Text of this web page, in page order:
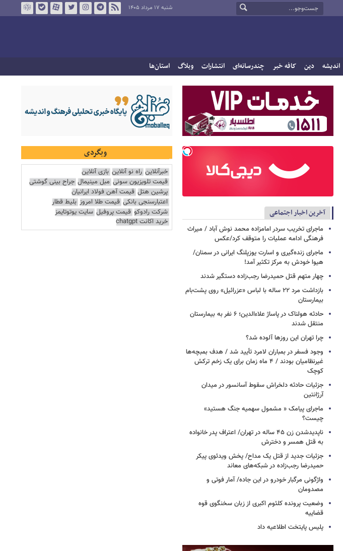
شنبه ۱۷ مرداد ۱۴۰۵
اندیشه دین کافه خبر چندرسانه‌ای انتشارات وبلاگ استان‌ها
آخرین اخبار اجتماعی
ماجرای تخریب سردر امامزاده محمد نوش ‌آباد / میراث
فرهنگی ادامه عملیات را متوقف کرد/عکس
ماجرای زنده‌گیری و اسارت یوزپلنگ ایرانی در سمنان/
هیوا خودش به مرکز تکثیر آمد!
چهار متهم قتل حمیدرضا رجب‌زاده دستگیر شدند
بازداشت مرد ۲۲ ساله با لباس «عزرائیل» روی پشت‌بام
بیمارستان
حادثه هولناک در پاساژ علاءالدین؛ ۶ نفر به بیمارستان
منتقل شدند
چرا تهران این روزها آلوده شد؟
وجود فسفر در بمباران لامرد تأیید شد / هدف بمبچه‌ها
غیرنظامیان بودند / ۴ ماه زمان برای یک زخم ترکش
کوچک
جزئیات حادثه دلخراش سقوط آسانسور در میدان
آرژانتین
ماجرای پیامک « مشمول سهمیه جنگ هستید»
چیست؟
ناپدیدشدن زن ۴۵ ساله در تهران/ اعتراف پدر خانواده
به قتل همسر و دخترش
جزئیات جدید از قتل یک مداح/ پخش ویدئوی پیکر
حمیدرضا رجب‌زاده در شبکه‌های معاند
واژگونی مرگبار خودرو در این جاده/ آمار فوتی و
مصدومان
وضعیت پرونده کلثوم اکبری از زبان سخنگوی قوه
قضاییه
پلیس پایتخت اطلاعیه داد
وبگردی
خبرآنلاین راه نو آنلاین بازی آنلاین
قیمت تلویزیون سونی مبل مینیمال جراح بینی گوشتی
پرشین هتل قیمت آهن فولاد ایرانیان
اعتبارسنجی بانکی قیمت طلا امروز بلیط قطار
شرکت رادوکو قیمت پروفیل سایت یوتوتایمز
خرید اکانت chatgpt